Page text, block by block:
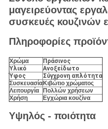
μαγειρεύοντας
συσκευές κουζινών
Πληροφορίες
Χρώμα
Πράσινος
Υλικό
Ανοξείδωτο
Ύφος
Σύγχρονη απλότητα
Συσκευασία Κιβώτιο χρώματος
Λειτουργία
Πολλών χρήσεων
Χρήση
Εγχώρια κουζίνα
Υψηλός - ποιότητα